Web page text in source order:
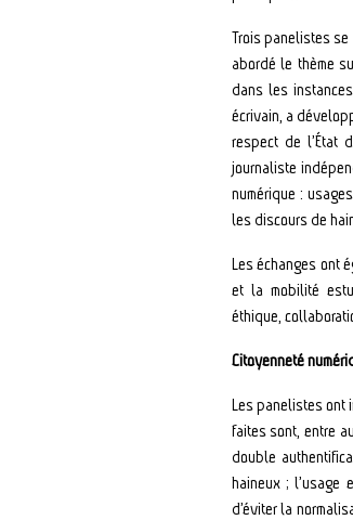
Trois panelistes se
abordé le thème
dans les
écrivain, a
respect de l’État
journaliste
numérique :
les discours de
Les échanges ont
et la mobilité
éthique,
Citoyenneté
Les panelistes ont
faites sont, entre
double
haineux ; l’usage
d’éviter la